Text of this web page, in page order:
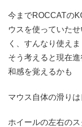
今までROCCATの
ウスを使っていた
く、すんなり使えま
そう考えると現在
和感を覚えるかも
マウス自体の滑り
ホイールの左右の